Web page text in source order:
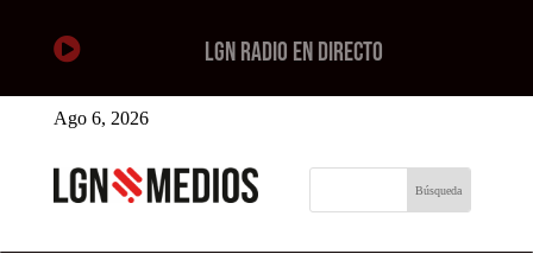
 LGN RADIO EN DIRECTO
Ago 6, 2026